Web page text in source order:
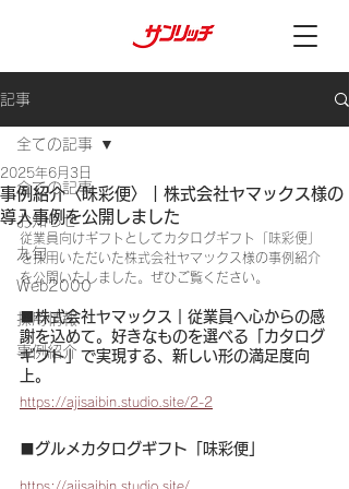
記事
全ての記事
お知らせ
九旬
Web2000
採用情報
事例紹介
全ての記事
事例紹介〈味彩便〉｜株式会社ヤマックス様の
導入事例を公開しました
2025年6月3日
従業員向けギフトとしてカタログギフト「味彩便」
を採用いただいた株式会社ヤマックス様の事例紹介
を公開いたしました。ぜひご覧ください。
■株式会社ヤマックス｜従業員へ心からの感
謝を込めて。好きなものを選べる「カタログ
ギフト」で実現する、新しい形の満足度向
上。
https://ajisaibin.studio.site/2-2
■グルメカタログギフト「味彩便」
https://ajisaibin.studio.site/